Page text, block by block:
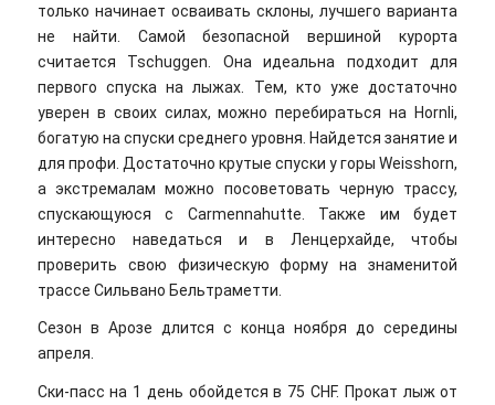
только начинает осваивать склоны, лучшего варианта
не найти. Самой безопасной вершиной курорта
считается Tschuggen. Она идеальна подходит для
первого спуска на лыжах. Тем, кто уже достаточно
уверен в своих силах, можно перебираться на Hornli,
богатую на спуски среднего уровня. Найдется занятие и
для профи. Достаточно крутые спуски у горы Weisshorn,
а экстремалам можно посоветовать черную трассу,
спускающуюся с Carmennahuttе. Также им будет
интересно наведаться и в Ленцерхайде, чтобы
проверить свою физическую форму на знаменитой
трассе Сильвано Бельтраметти.
Сезон в Арозе длится с конца ноября до середины
апреля.
Ски-пасс на 1 день обойдется в 75 CHF. Прокат лыж от